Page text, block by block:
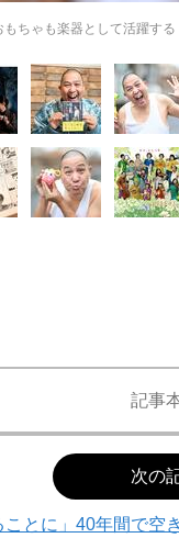
もちゃも楽器として活躍す
記事
次の
ことに」40年間で